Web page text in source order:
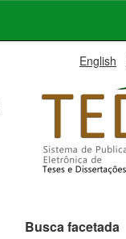
English
Busca facetada